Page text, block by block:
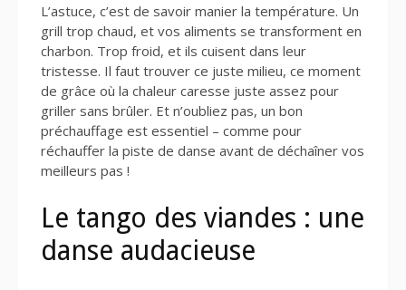
L’astuce, c’est de savoir manier la température. Un
grill trop chaud, et vos aliments se transforment en
charbon. Trop froid, et ils cuisent dans leur
tristesse. Il faut trouver ce juste milieu, ce moment
de grâce où la chaleur caresse juste assez pour
griller sans brûler. Et n’oubliez pas, un bon
préchauffage est essentiel – comme pour
réchauffer la piste de danse avant de déchaîner vos
meilleurs pas !
Le tango des viandes : une
danse audacieuse